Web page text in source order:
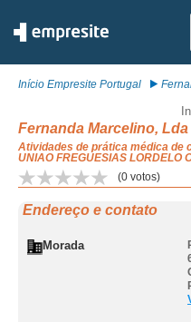
Início Empresite Portugal
Fernanda Marcelino, Lda
Atividades de prática médica de
UNIAO FREGUESIAS LORDELO
(0 votos)
Endereço e contato
Morada